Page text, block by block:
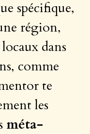
spécifique,
région,
dans
comme
te
les
méta-